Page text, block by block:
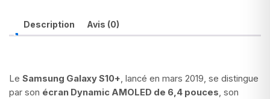
Description Avis (0)
Le Samsung Galaxy S10+, lancé en mars 2019, se distingue
par son écran Dynamic AMOLED de 6,4 pouces, son